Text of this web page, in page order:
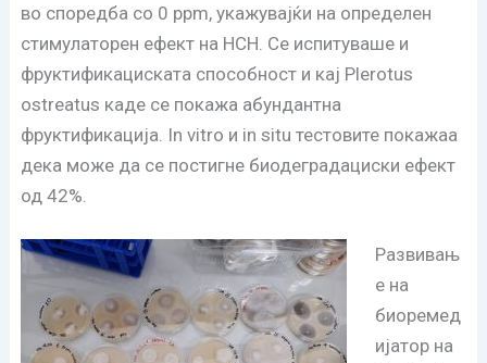
во споредба со 0 ppm, укажувајќи на определен
стимулаторен ефект на HCH. Се испитуваше и
фруктификациската способност и кај Plerotus
ostreatus каде се покажа абундантна
фруктификација. In vitro и in situ тестовите покажаа
дека може да се постигне биодеградациски ефект
од 42%.
Развивањ
е на
биоремед
ијатор на